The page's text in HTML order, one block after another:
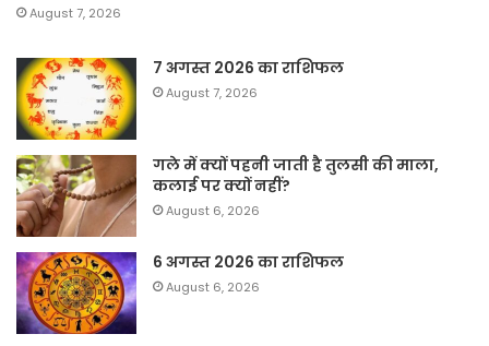
August 7, 2026
7 अगस्त 2026 का राशिफल
August 7, 2026
गले में क्यों पहनी जाती है तुलसी की माला,
कलाई पर क्यों नहीं?
August 6, 2026
6 अगस्त 2026 का राशिफल
August 6, 2026